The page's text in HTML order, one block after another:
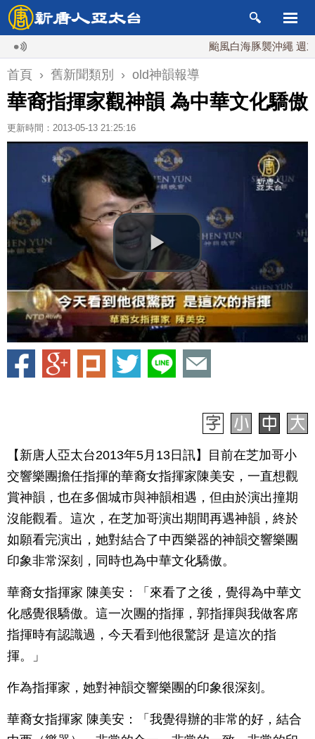
颱風白海豚襲沖繩 週末最
首頁 › 舊新聞類別 › old神韻報導
華裔指揮家觀神韻 為中華文化驕傲
更新時間：2013-05-13 21:25:16
【新唐人亞太台2013年5月13日訊】目前在芝加哥小
交響樂團擔任指揮的華裔女指揮家陳美安，一直想觀
賞神韻，也在多個城市與神韻相遇，但由於演出撞期
沒能觀看。這次，在芝加哥演出期間再遇神韻，終於
如願看完演出，她對結合了中西樂器的神韻交響樂團
印象非常深刻，同時也為中華文化驕傲。
華裔女指揮家 陳美安：「來看了之後，覺得為中華文
化感覺很驕傲。這一次團的指揮，郭指揮與我做客席
指揮時有認識過，今天看到他很驚訝 是這次的指
揮。」
作為指揮家，她對神韻交響樂團的印象很深刻。
華裔女指揮家 陳美安：「我覺得辦的非常的好，結合